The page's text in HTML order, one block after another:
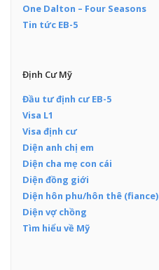
One Dalton – Four Seasons
Tin tức EB-5
Định Cư Mỹ
Đầu tư định cư EB-5
Visa L1
Visa định cư
Diện anh chị em
Diện cha mẹ con cái
Diện đồng giới
Diện hôn phu/hôn thê (fiance)
Diện vợ chồng
Tìm hiểu về Mỹ